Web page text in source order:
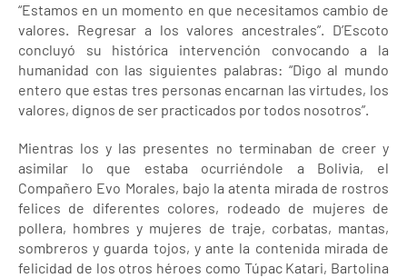
“Estamos en un momento en que necesitamos cambio de
valores. Regresar a los valores ancestrales”. D’Escoto
concluyó su histórica intervención convocando a la
humanidad con las siguientes palabras: “Digo al mundo
entero que estas tres personas encarnan las virtudes, los
valores, dignos de ser practicados por todos nosotros”.
Mientras los y las presentes no terminaban de creer y
asimilar lo que estaba ocurriéndole a Bolivia, el
Compañero Evo Morales, bajo la atenta mirada de rostros
felices de diferentes colores, rodeado de mujeres de
pollera, hombres y mujeres de traje, corbatas, mantas,
sombreros y guarda tojos, y ante la contenida mirada de
felicidad de los otros héroes como Túpac Katari, Bartolina